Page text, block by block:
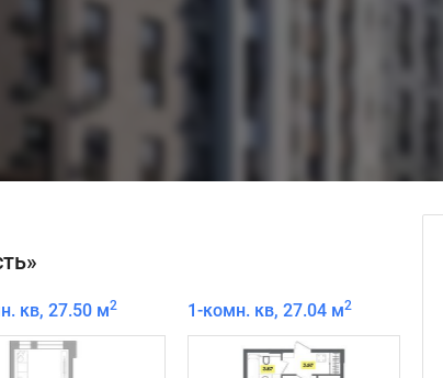
кв, 27.50 м2 1-комн. кв, 27.04 м2